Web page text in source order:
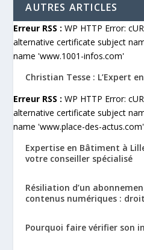
AUTRES ARTICLES
Erreur RSS : WP HTTP Error:
alternative certificate subject
name 'www.1001-infos.com'
Christian Tesse : L’Expert
Erreur RSS : WP HTTP Error:
alternative certificate subject
name 'www.place-des-actus.com'
Expertise en Bâtiment à
votre conseiller spécialisé
Résiliation d’un
contenus numériques :
Pourquoi faire vérifier son